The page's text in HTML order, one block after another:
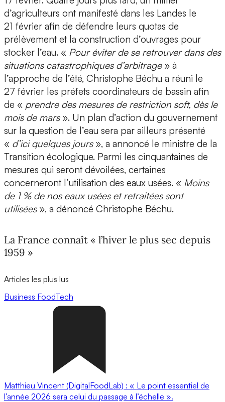
d’agriculteurs ont manifesté dans les Landes le
21 février afin de défendre leurs quotas de
prélèvement et la construction d’ouvrages pour
stocker l’eau. « Pour éviter de se retrouver dans des
situations catastrophiques d’arbitrage » à
l’approche de l’été, Christophe Béchu a réuni le
27 février les préfets coordinateurs de bassin afin
de « prendre des mesures de restriction soft, dès le
mois de mars». Un plan d’action du gouvernement
sur la question de l’eau sera par ailleurs présenté
« d’ici quelques jours», a annoncé le ministre de la
Transition écologique. Parmi les cinquantaines de
mesures qui seront dévoilées, certaines
concerneront l’utilisation des eaux usées. « Moins
de 1 % de nos eaux usées et retraitées sont
utilisées », a dénoncé Christophe Béchu.
La France connaît « l’hiver le plus sec depuis
1959 »
Articles les plus lus
Business FoodTech
Matthieu Vincent (DigitalFoodLab) : « Le point essentiel de
l’année 2026 sera celui du passage à l’échelle ».